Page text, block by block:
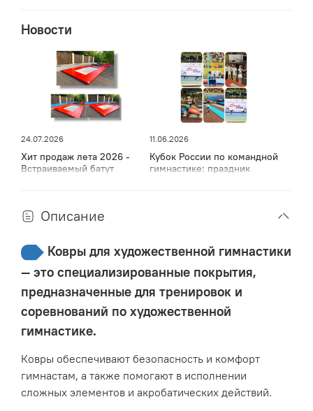
изготавливаются из дорожек шириной 4м и 2м, если
соединительная лента.
Соединение дорожек осуществляется при помощи
ленты «VELKRO».
плотности. Отсутствие ожогов во время интенсивных
Ковер профессиональный соревновательный
сильному скольжению, что позволяет спортсменам
ощущать себя максимально свободно во время
выполнения упражнений.
Безопасность -Не оставляет ожогов на коже, подходит
для выполнения сложных акробатических элементов.
Удобство -Мягкая поверхность и высокая плотность
ворса обеспечивают комфорт во время занятий.
Износостойкость -
Изготовлен с применением
высококачественных материалов, что гарантирует
Новости
24.07.2026
Хит продаж лета 2026 -
Встраиваемый батут
11.06.2026
Кубок России по командной
гимнастике: праздник
Описание
Ковры для художественной гимнастики
— это специализированные покрытия,
предназначенные для тренировок и
соревнований по художественной
гимнастике.
Ковры обеспечивают безопасность и комфорт
гимнастам, а также помогают в исполнении
сложных элементов и акробатических действий.